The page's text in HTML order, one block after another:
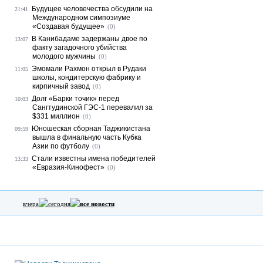
21:41
Будущее человечества обсудили на
Международном симпозиуме
«Создавая будущее» (0)
13:07
В Канибадаме задержаны двое по
факту загадочного убийства
молодого мужчины (0)
11:05 Эмомали Рахмон открыл в Рудаки
школы, кондитерскую фабрику и
кирпичный завод (0)
10:03 Долг «Барки точик» перед
Сангтудинской ГЭС-1 перевалил за
$331 миллион (0)
09:59
Юношеская сборная Таджикистана
вышла в финальную часть Кубка
Азии по футболу (0)
13:33 Стали известны имена победителей
«Евразия-Кинофест» (0)
вчера сегодня все новости